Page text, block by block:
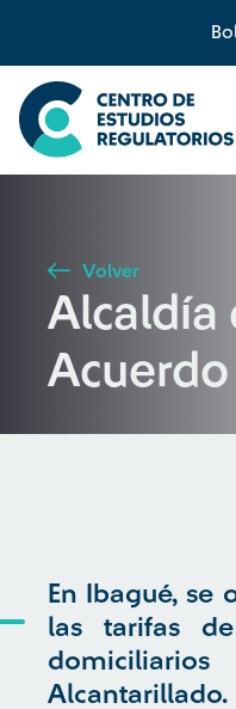
Búsqueda
Seleccione país
Buscar
Volver
Alcaldía
En Ibagué, se
las tarifas
Alcantarillado.